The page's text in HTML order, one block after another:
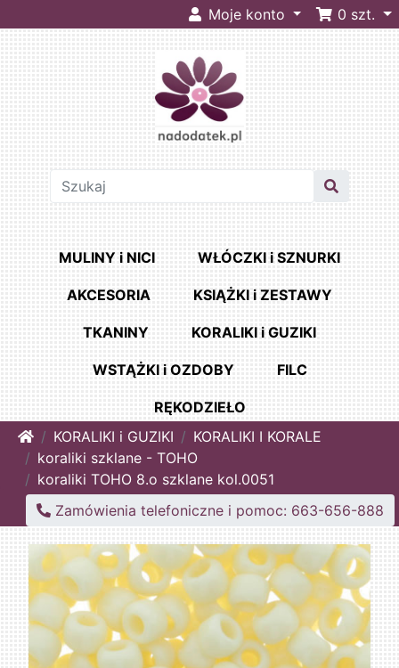
Moje konto 0 szt.
MULINY i NICI WŁÓCZKI i SZNURKI
AKCESORIA KSIĄŻKI i ZESTAWY
TKANINY KORALIKI i GUZIKI
WSTĄŻKI i OZDOBY FILC
RĘKODZIEŁO
HomeKORALIKI i GUZIKI
KORALIKI I KORALE
koraliki szklane - TOHO
koraliki TOHO 8.o szklane kol.0051
Zamówienia telefoniczne i pomoc: 663-656-888